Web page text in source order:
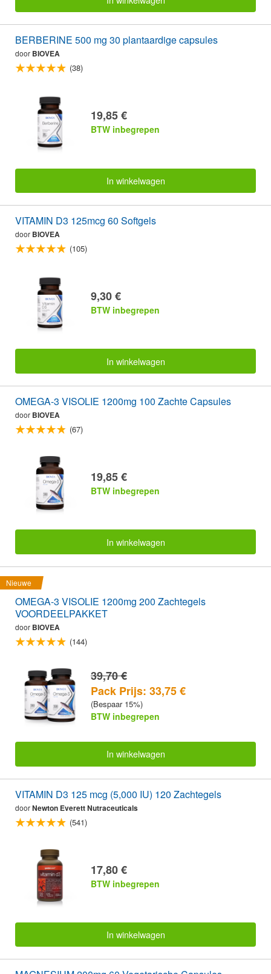
BERBERINE 500 mg 30 plantaardige capsules
door BIOVEA
(38)
19,85 €
BTW inbegrepen
In winkelwagen
VITAMIN D3 125mcg 60 Softgels
door BIOVEA
(105)
9,30 €
BTW inbegrepen
In winkelwagen
OMEGA-3 VISOLIE 1200mg 100 Zachte Capsules
door BIOVEA
(67)
19,85 €
BTW inbegrepen
In winkelwagen
Nieuwe
OMEGA-3 VISOLIE 1200mg 200 Zachtegels
VOORDEELPAKKET
door BIOVEA
(144)
39,70 €
Pack Prijs: 33,75 €
(Bespaar 15%)
BTW inbegrepen
In winkelwagen
VITAMIN D3 125 mcg (5,000 IU) 120 Zachtegels
doorNewton Everett Nutraceuticals
(541)
17,80 €
BTW inbegrepen
In winkelwagen